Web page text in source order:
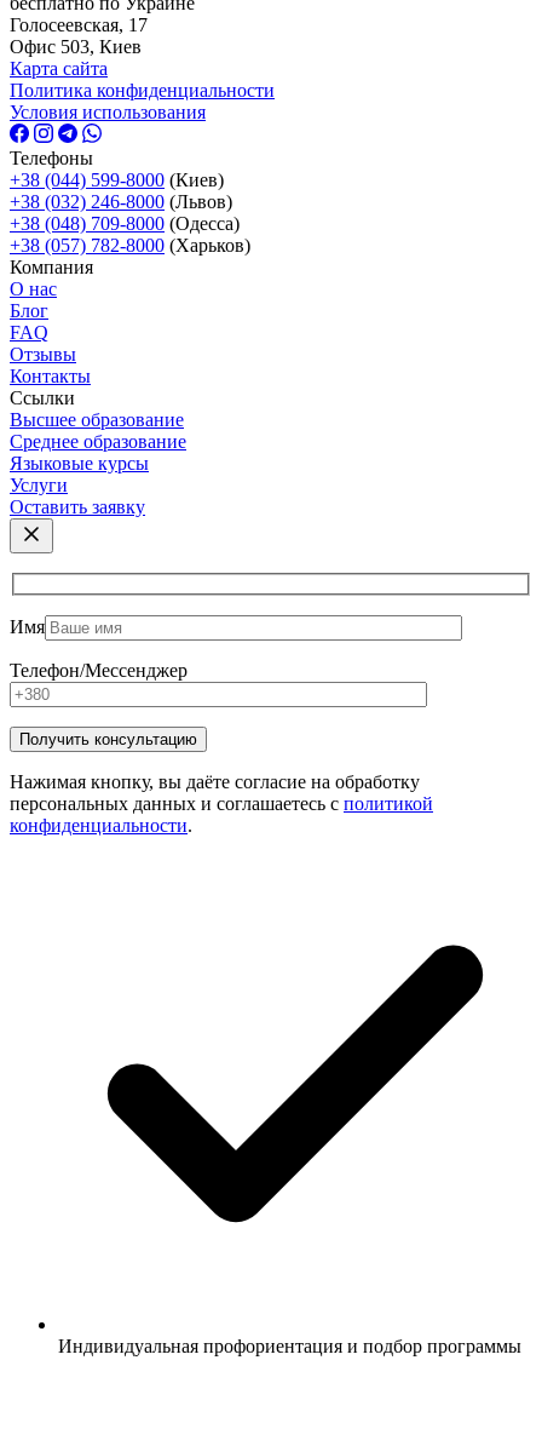
Голосеевская, 17
Офис 503, Киев
Карта сайта
Политика конфиденциальности
Условия использования
Телефоны
+38 (044) 599-8000 (Киев)
+38 (032) 246-8000 (Львов)
+38 (048) 709-8000 (Одесcа)
+38 (057) 782-8000 (Харьков)
Компания
О нас
Блог
FAQ
Отзывы
Контакты
Ссылки
Высшее образование
Среднее образование
Языковые курсы
Услуги
Оставить заявку
Имя
Телефон/Мессенджер
Нажимая кнопку, вы даёте согласие на обработку
персональных данных и соглашаетесь с политикой
конфиденциальности.
Индивидуальная профориентация и подбор программы